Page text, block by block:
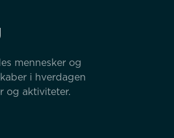
mennesker og
i hverdagen
og aktiviteter.